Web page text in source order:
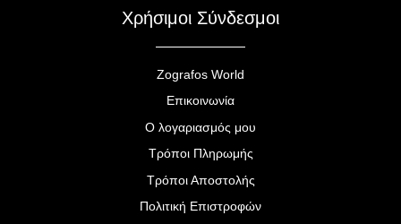
Χρήσιμοι Σύνδεσμοι
Zografos World
Επικοινωνία
Ο λογαριασμός μου
Τρόποι Πληρωμής
Τρόποι Αποστολής
Πολιτική Επιστροφών